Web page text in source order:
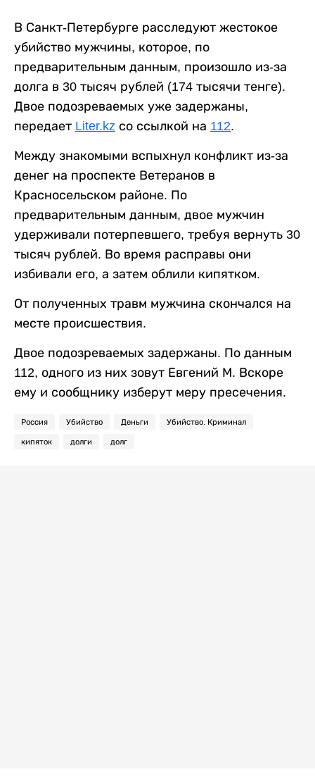
В Санкт-Петербурге расследуют жестокое
убийство мужчины, которое, по
предварительным данным, произошло из-за
долга в 30 тысяч рублей (174 тысячи тенге).
Двое подозреваемых уже задержаны,
передает Liter.kz со ссылкой на 112.
Между знакомыми вспыхнул конфликт из-за
денег на проспекте Ветеранов в
Красносельском районе. По
предварительным данным, двое мужчин
удерживали потерпевшего, требуя вернуть 30
тысяч рублей. Во время расправы они
избивали его, а затем облили кипятком.
От полученных травм мужчина скончался на
месте происшествия.
Двое подозреваемых задержаны. По данным
112, одного из них зовут Евгений М. Вскоре
ему и сообщнику изберут меру пресечения.
Россия Убийство Деньги Убийство. Криминал
кипяток долги долг